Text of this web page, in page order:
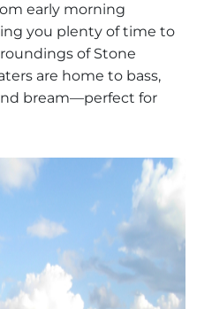
early morning
you plenty of time to
of Stone
are home to bass,
bream—perfect for